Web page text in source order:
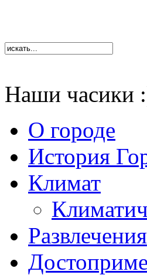
Наши часики
О городе
История
Климат
Развлечения